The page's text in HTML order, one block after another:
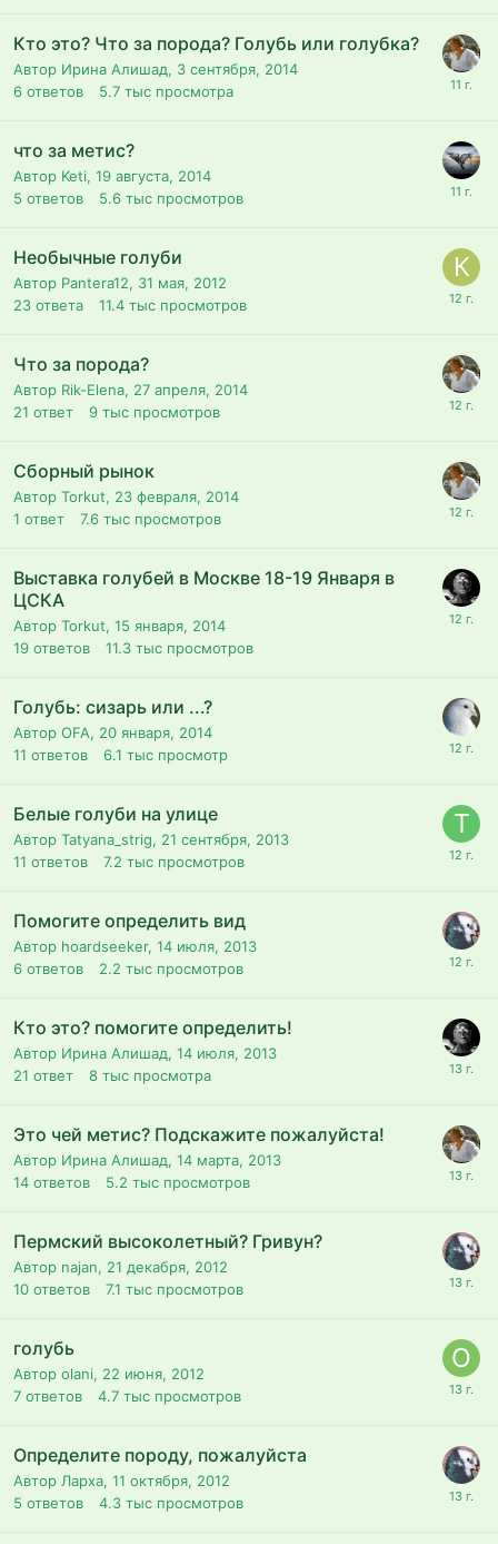
Кто это? Что за порода? Голубь или голубка?
Автор Ирина Алишад, 3 сентября, 2014
6 ответов 5.7 тыс просмотра
что за метис?
Автор Keti, 19 августа, 2014
5 ответов 5.6 тыс просмотров
Необычные голуби
Автор Pantera12, 31 мая, 2012
23 ответа 11.4 тыс просмотров
Что за порода?
Автор Rik-Elena, 27 апреля, 2014
21 ответ 9 тыс просмотров
Сборный рынок
Автор Torkut, 23 февраля, 2014
1 ответ 7.6 тыс просмотров
Выставка голубей в Москве 18-19 Января в
ЦСКА
Автор Torkut, 15 января, 2014
19 ответов 11.3 тыс просмотров
Голубь: сизарь или ...?
Автор OFA, 20 января, 2014
11 ответов 6.1 тыс просмотр
Белые голуби на улице
Автор Tatyana_strig, 21 сентября, 2013
11 ответов 7.2 тыс просмотров
Помогите определить вид
Автор hoardseeker, 14 июля, 2013
6 ответов 2.2 тыс просмотров
Кто это? помогите определить!
Автор Ирина Алишад, 14 июля, 2013
21 ответ 8 тыс просмотра
Это чей метис? Подскажите пожалуйста!
Автор Ирина Алишад, 14 марта, 2013
14 ответов 5.2 тыс просмотров
Пермский высоколетный? Гривун?
Автор najan, 21 декабря, 2012
10 ответов 7.1 тыс просмотров
голубь
Автор olani, 22 июня, 2012
7 ответов 4.7 тыс просмотров
Определите породу, пожалуйста
Автор Ларха, 11 октября, 2012
5 ответов 4.3 тыс просмотров